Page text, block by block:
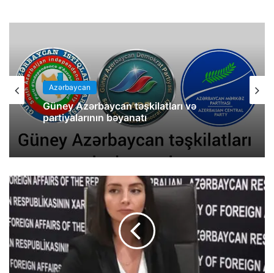
Azərbaycan
Güney Azərbaycan təşkilatları və
partiyalarının bəyanatı